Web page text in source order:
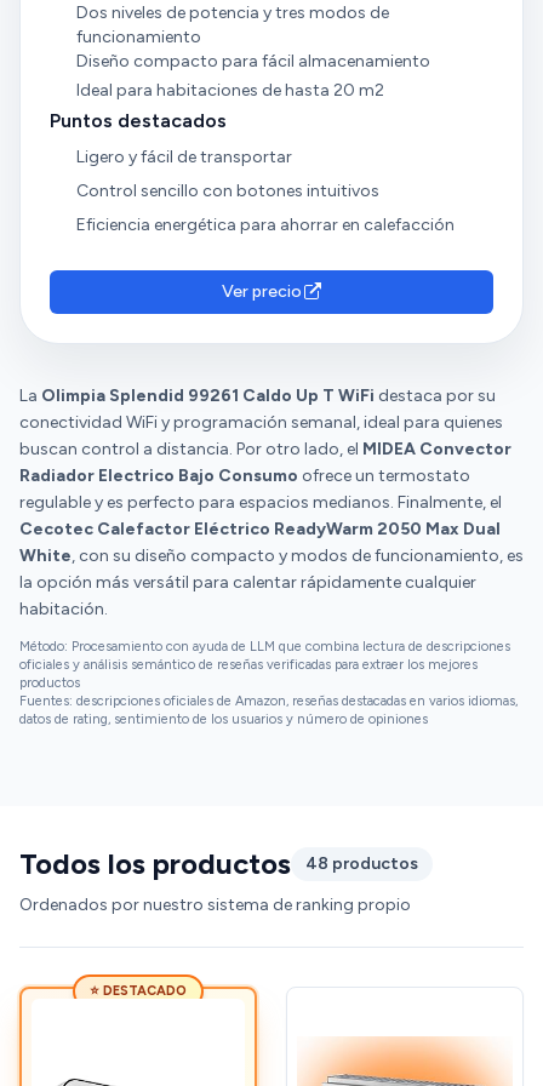
Dos niveles de potencia y tres modos de
funcionamiento
Diseño compacto para fácil almacenamiento
Ideal para habitaciones de hasta 20 m2
Puntos destacados
Ligero y fácil de transportar
Control sencillo con botones intuitivos
Eficiencia energética para ahorrar en calefacción
Ver precio
La Olimpia Splendid 99261 Caldo Up T WiFi destaca por su
conectividad WiFi y programación semanal, ideal para quienes
buscan control a distancia. Por otro lado, el MIDEA Convector
Radiador Electrico Bajo Consumo ofrece un termostato
regulable y es perfecto para espacios medianos. Finalmente, el
Cecotec Calefactor Eléctrico ReadyWarm 2050 Max Dual
White, con su diseño compacto y modos de funcionamiento, es
la opción más versátil para calentar rápidamente cualquier
habitación.
Método: Procesamiento con ayuda de LLM que combina lectura de descripciones
oficiales y análisis semántico de reseñas verificadas para extraer los mejores
productos
Fuentes: descripciones oficiales de Amazon, reseñas destacadas en varios idiomas,
datos de rating, sentimiento de los usuarios y número de opiniones
Todos los productos
48 productos
Ordenados por nuestro sistema de ranking propio
⭐ DESTACADO